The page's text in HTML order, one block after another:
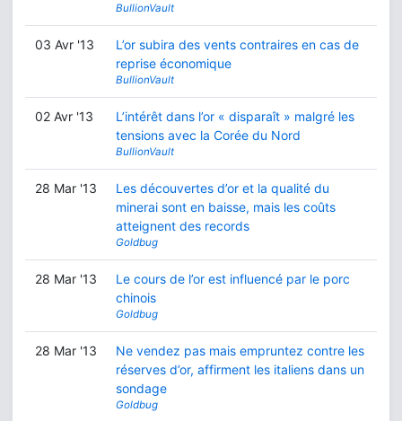
BullionVault
03 Avr '13
L’or subira des vents contraires en cas de
reprise économique
BullionVault
02 Avr '13
L’intérêt dans l’or « disparaît » malgré les
tensions avec la Corée du Nord
BullionVault
28 Mar '13
Les découvertes d’or et la qualité du
minerai sont en baisse, mais les coûts
atteignent des records
Goldbug
28 Mar '13
Le cours de l’or est influencé par le porc
chinois
Goldbug
28 Mar '13
Ne vendez pas mais empruntez contre les
réserves d’or, affirment les italiens dans un
sondage
Goldbug